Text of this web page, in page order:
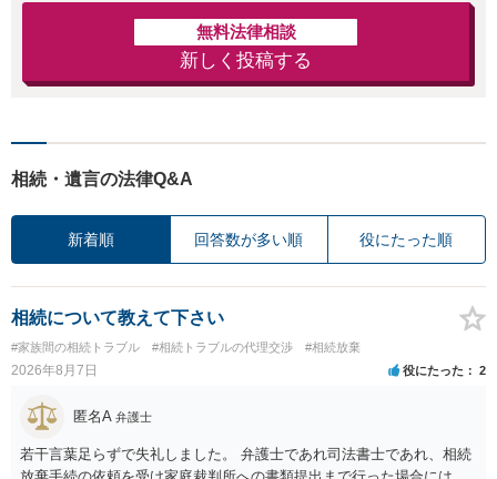
無料法律相談
新しく投稿する
相続・遺言の法律Q&A
新着順 回答数が多い順 役にたった順
相続について教えて下さい
#家族間の相続トラブル #相続トラブルの代理交渉 #相続放棄
2026年8月7日 役にたった 2
匿名A 弁護士
若干言葉足らずで失礼しました。 弁護士であれ司法書士であれ、相続
放棄手続の依頼を受け家庭裁判所への書類提出まで行った場合には、